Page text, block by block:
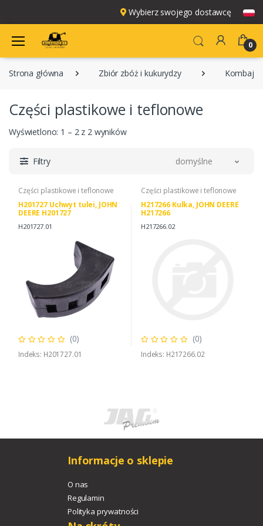
Wybierz swojego dostawcę
0
Strona główna Zbiór zbóż i kukurydzy
Części plastikowe i teflonowe
Wyświetlono: 1 – 2 z 2 wyników
Filtry domyślne
Części plastikowe i teflonowe
H201727 Uchwyt tulei, JOHN
DEERE H201727
H201727.01
(0)
Indeks: H201727.01
Części plastikowe i teflonowe
H217266 Kulka, JOHN DEERE
H217266
H217266.02
(0)
Indeks: H217266.02
Informacje o sklepie
O nas
Regulamin
Polityka prywatności